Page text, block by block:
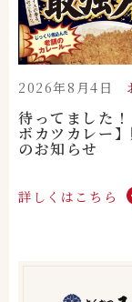
2026年8月4日
待ってました
ボカツカレー
のお知らせ
詳しくはこちら